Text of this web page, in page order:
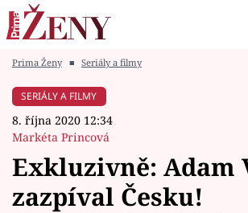
Módní alarm
Témata
Prima Ženy ■ Seriály a filmy
SERIÁLY A FILMY
8. října 2020 12:34
Markéta Princová
Exkluzivně: Adam
zazpíval Česku!